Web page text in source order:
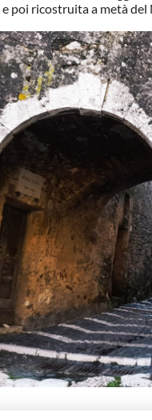
poi ricostruita a metà del